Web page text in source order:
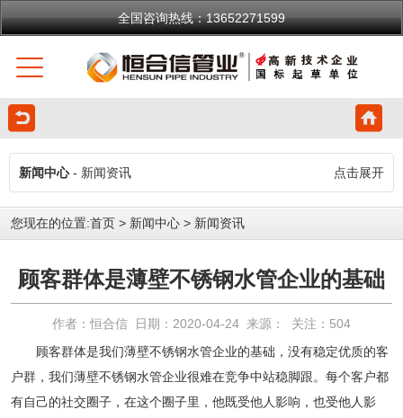
全国咨询热线：13652271599
新闻中心- 新闻资讯 点击展开
您现在的位置:首页 > 新闻中心 > 新闻资讯
顾客群体是薄壁不锈钢水管企业的基础
作者：恒合信 日期：2020-04-24 来源： 关注： 504
顾客群体是我们薄壁不锈钢水管企业的基础，没有稳定优质的客
户群，我们薄壁不锈钢水管企业很难在竞争中站稳脚跟。每个客户都
有自己的社交圈子，在这个圈子里，他既受他人影响，也受他人影